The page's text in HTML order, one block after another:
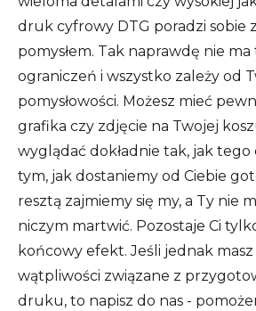
druk cyfrowy DTG poradzi sobie
pomysłem. Tak naprawdę nie
ograniczeń i wszystko zależy od
pomysłowości. Możesz mieć
grafika czy zdjęcie na Twojej
wyglądać dokładnie tak, jak tego
tym, jak dostaniemy od Ciebie
resztą zajmiemy się my, a Ty nie
niczym martwić. Pozostaje Ci
końcowy efekt. Jeśli jednak
wątpliwości związane z
druku, to napisz do nas -